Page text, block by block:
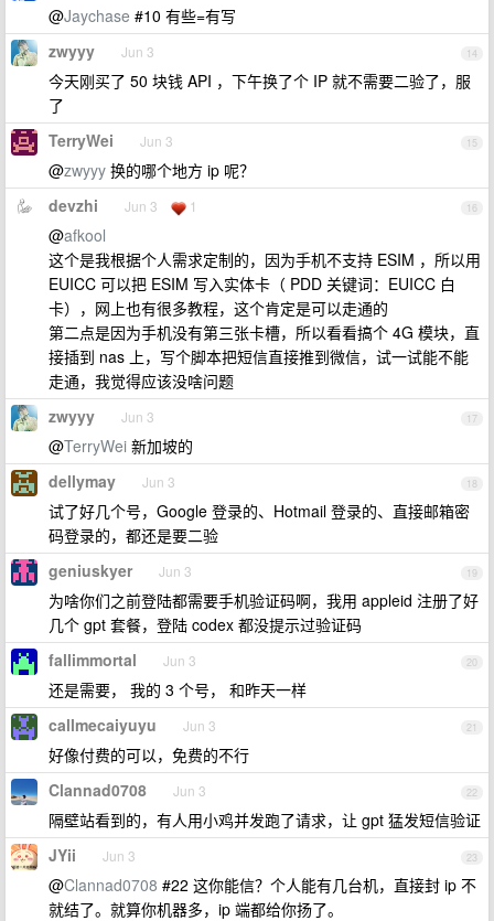
@Jaychase #10 有些=有写
14
zwyyy Jun 3
今天刚买了 50 块钱 API ，下午换了个 IP 就不需要二验了，服
了
15
TerryWei Jun 3
@zwyyy 换的哪个地方 ip 呢？
16
devzhi Jun 3 1
@afkool
这个是我根据个人需求定制的，因为手机不支持 ESIM ，所以用
EUICC 可以把 ESIM 写入实体卡（ PDD 关键词：EUICC 白
卡），网上也有很多教程，这个肯定是可以走通的
第二点是因为手机没有第三张卡槽，所以看看搞个 4G 模块，直
接插到 nas 上，写个脚本把短信直接推到微信，试一试能不能
走通，我觉得应该没啥问题
17
zwyyy Jun 3
@TerryWei 新加坡的
18
dellymay Jun 3
试了好几个号，Google 登录的、Hotmail 登录的、直接邮箱密
码登录的，都还是要二验
19
geniuskyer Jun 3
为啥你们之前登陆都需要手机验证码啊，我用 appleid 注册了好
几个 gpt 套餐，登陆 codex 都没提示过验证码
20
fallimmortal Jun 3
还是需要， 我的 3 个号， 和昨天一样
21
callmecaiyuyu Jun 3
好像付费的可以，免费的不行
22
Clannad0708 Jun 3
隔壁站看到的，有人用小鸡并发跑了请求，让 gpt 猛发短信验证
23
JYii Jun 3
@Clannad0708 #22 这你能信？个人能有几台机，直接封 ip 不
就结了。就算你机器多，ip 端都给你扬了。